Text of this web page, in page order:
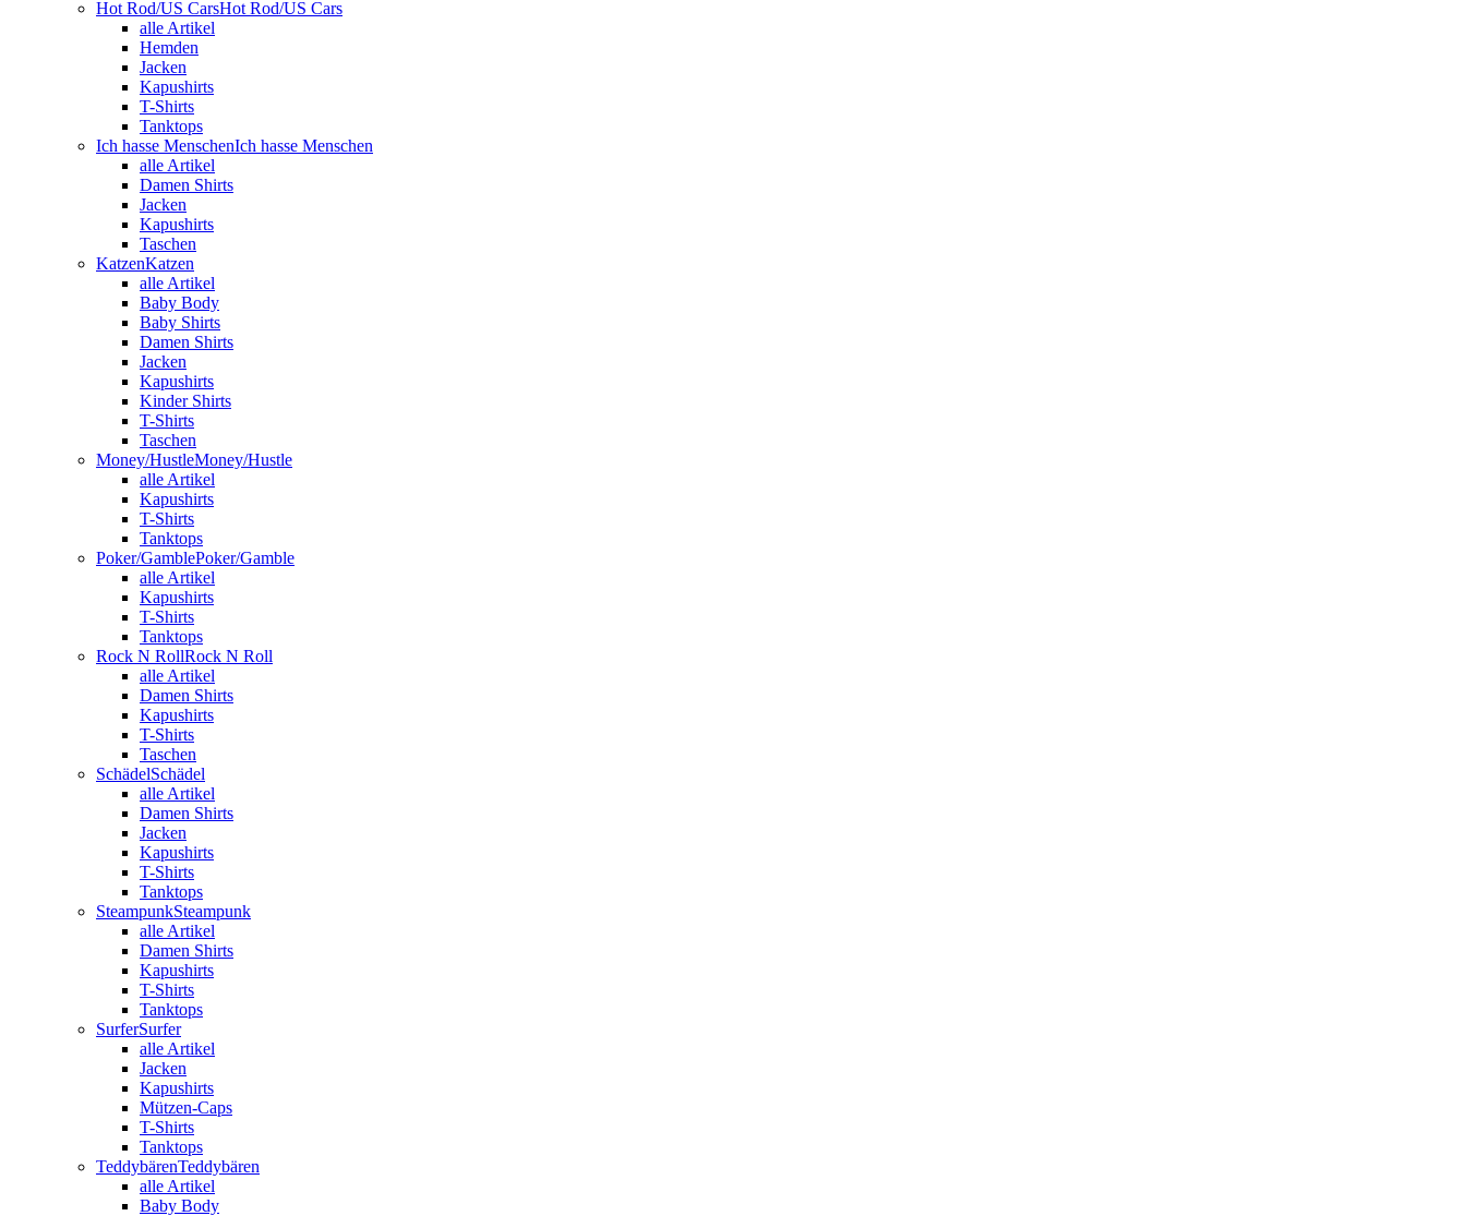
Hot Rod/US CarsHot Rod/US Cars
alle Artikel
Hemden
Jacken
Kapushirts
T-Shirts
Tanktops
Ich hasse MenschenIch hasse Menschen
alle Artikel
Damen Shirts
Jacken
Kapushirts
Taschen
KatzenKatzen
alle Artikel
Baby Body
Baby Shirts
Damen Shirts
Jacken
Kapushirts
Kinder Shirts
T-Shirts
Taschen
Money/HustleMoney/Hustle
alle Artikel
Kapushirts
T-Shirts
Tanktops
Poker/GamblePoker/Gamble
alle Artikel
Kapushirts
T-Shirts
Tanktops
Rock N RollRock N Roll
alle Artikel
Damen Shirts
Kapushirts
T-Shirts
Taschen
SchädelSchädel
alle Artikel
Damen Shirts
Jacken
Kapushirts
T-Shirts
Tanktops
SteampunkSteampunk
alle Artikel
Damen Shirts
Kapushirts
T-Shirts
Tanktops
SurferSurfer
alle Artikel
Jacken
Kapushirts
Mützen-Caps
T-Shirts
Tanktops
TeddybärenTeddybären
alle Artikel
Baby Body